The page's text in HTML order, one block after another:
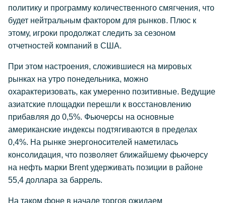
политику и программу количественного смягчения, что
будет нейтральным фактором для рынков. Плюс к
этому, игроки продолжат следить за сезоном
отчетностей компаний в США.
При этом настроения, сложившиеся на мировых
рынках на утро понедельника, можно
охарактеризовать, как умеренно позитивные. Ведущие
азиатские площадки перешли к восстановлению
прибавляя до 0,5%. Фьючерсы на основные
американские индексы подтягиваются в пределах
0,4%. На рынке энергоносителей наметилась
консолидация, что позволяет ближайшему фьючерсу
на нефть марки Brent удерживать позиции в районе
55,4 доллара за баррель.
На таком фоне в начале торгов ожидаем